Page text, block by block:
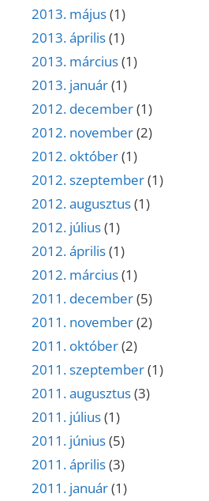
2013. május(1)
2013. április(1)
2013. március(1)
2013. január(1)
2012. december(1)
2012. november(2)
2012. október(1)
2012. szeptember(1)
2012. augusztus(1)
2012. július(1)
2012. április(1)
2012. március(1)
2011. december(5)
2011. november(2)
2011. október(2)
2011. szeptember(1)
2011. augusztus(3)
2011. július(1)
2011. június(5)
2011. április(3)
2011. január(1)